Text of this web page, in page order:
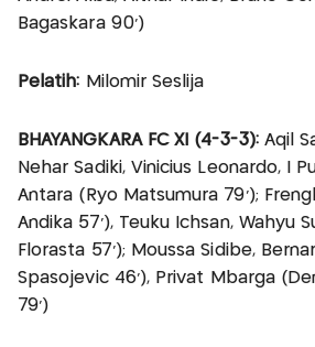
Bagaskara 90’)
Pelatih: Milomir Seslija
BHAYANGKARA FC XI (4-3-3): Aqil
Nehar Sadiki, Vinicius Leonardo, I
Antara (Ryo Matsumura 79’);
Andika 57’), Teuku Ichsan, Wahyu
Florasta 57’); Moussa Sidibe,
Spasojevic 46’), Privat Mbarga
79’)